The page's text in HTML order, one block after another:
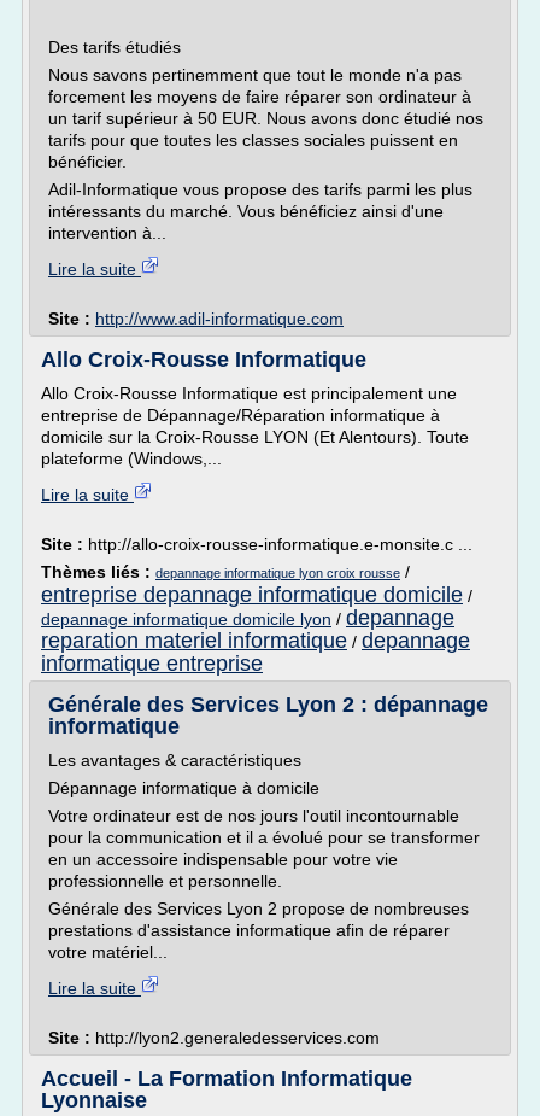
Des tarifs étudiés
Nous savons pertinemment que tout le monde n'a pas
forcement les moyens de faire réparer son ordinateur à
un tarif supérieur à 50 EUR. Nous avons donc étudié nos
tarifs pour que toutes les classes sociales puissent en
bénéficier.
Adil-Informatique vous propose des tarifs parmi les plus
intéressants du marché. Vous bénéficiez ainsi d'une
intervention à...
Lire la suite
Site : http://www.adil-informatique.com
Allo Croix-Rousse Informatique
Allo Croix-Rousse Informatique est principalement une
entreprise de Dépannage/Réparation informatique à
domicile sur la Croix-Rousse LYON (Et Alentours). Toute
plateforme (Windows,...
Lire la suite
Site : http://allo-croix-rousse-informatique.e-monsite.c ...
Thèmes liés : depannage informatique lyon croix rousse /
entreprise depannage informatique domicile /
depannage informatique domicile lyon / depannage
reparation materiel informatique / depannage
informatique entreprise
Générale des Services Lyon 2 : dépannage
informatique
Les avantages & caractéristiques
Dépannage informatique à domicile
Votre ordinateur est de nos jours l'outil incontournable
pour la communication et il a évolué pour se transformer
en un accessoire indispensable pour votre vie
professionnelle et personnelle.
Générale des Services Lyon 2 propose de nombreuses
prestations d'assistance informatique afin de réparer
votre matériel...
Lire la suite
Site : http://lyon2.generaledesservices.com
Accueil - La Formation Informatique
Lyonnaise